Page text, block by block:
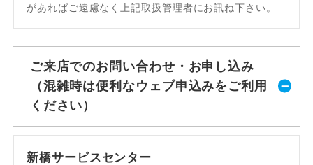
があればご遠慮なく上記取扱管理者にお訊ね下さい。
ご来店でのお問い合わせ・お申し込み
（混雑時は便利なウェブ申込みをご利用
ください）
新橋サービスセンター